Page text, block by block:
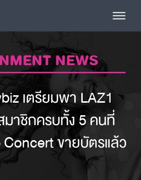
NEWS
เตรียมพา LAZ1
าชิกครบทั้ง 5 คนที่
ขายบัตรแล้ว